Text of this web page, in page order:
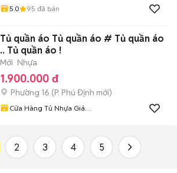
5.0 95 đã bán
Tủ quần áo Tủ quần áo # Tủ quần áo
.. Tủ quần áo !
Mới Nhựa
1.900.000 đ
Phường 16 (P. Phú Định mới)
Cửa Hàng Tủ Nhựa Giá
2 3 4 5